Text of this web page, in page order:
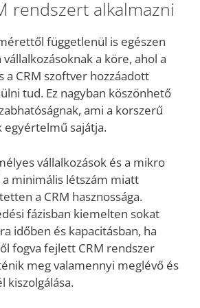
rendszert alkalmazni
függetlenül is egészen
vállalkozásoknak a köre, ahol a
a CRM szoftver hozzáadott
tud. Ez nagyban köszönhető
ami a korszerű
egyértelmű sajátja.
vállalkozások és a mikro
a minimális létszám miatt
a CRM hasznossága.
fázisban kiemelten sokat
időben és kapacitásban, ha
fogva fejlett CRM rendszer
meg valamennyi meglévő és
kiszolgálása.